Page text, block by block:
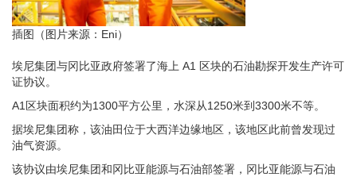
插图（图片来源：Eni）
埃尼集团与冈比亚政府签署了海上 A1 区块的石油勘探开发生产许可
证协议。
A1区块面积约为1300平方公里，水深从1250米到3300米不等。
据埃尼集团称，该油田位于大西洋边缘地区，该地区此前曾发现过
油气资源。
该协议由埃尼集团和冈比亚能源与石油部签署，冈比亚能源与石油